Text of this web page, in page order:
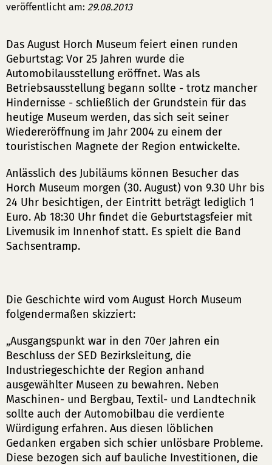
veröffentlicht am: 29.08.2013
Das August Horch Museum feiert einen runden
Geburtstag: Vor 25 Jahren wurde die
Automobilausstellung eröffnet. Was als
Betriebsausstellung begann sollte - trotz mancher
Hindernisse - schließlich der Grundstein für das
heutige Museum werden, das sich seit seiner
Wiedereröffnung im Jahr 2004 zu einem der
touristischen Magnete der Region entwickelte.
Anlässlich des Jubiläums können Besucher das
Horch Museum morgen (30. August) von 9.30 Uhr bis
24 Uhr besichtigen, der Eintritt beträgt lediglich 1
Euro. Ab 18:30 Uhr findet die Geburtstagsfeier mit
Livemusik im Innenhof statt. Es spielt die Band
Sachsentramp.
Die Geschichte wird vom August Horch Museum
folgendermaßen skizziert:
„Ausgangspunkt war in den 70er Jahren ein
Beschluss der SED Bezirksleitung, die
Industriegeschichte der Region anhand
ausgewählter Museen zu bewahren. Neben
Maschinen- und Bergbau, Textil- und Landtechnik
sollte auch der Automobilbau die verdiente
Würdigung erfahren. Aus diesen löblichen
Gedanken ergaben sich schier unlösbare Probleme.
Diese bezogen sich auf bauliche Investitionen, die